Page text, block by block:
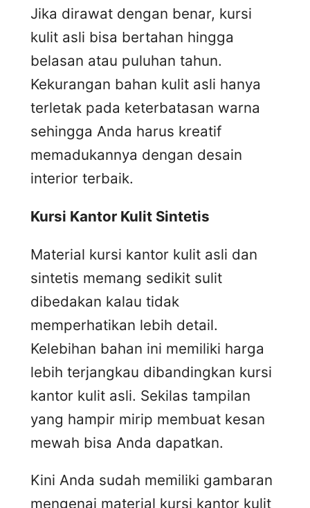
Jika dirawat dengan benar, kursi
kulit asli bisa bertahan hingga
belasan atau puluhan tahun.
Kekurangan bahan kulit asli hanya
terletak pada keterbatasan warna
sehingga Anda harus kreatif
memadukannya dengan desain
interior terbaik.
Kursi Kantor Kulit Sintetis
Material kursi kantor kulit asli dan
sintetis memang sedikit sulit
dibedakan kalau tidak
memperhatikan lebih detail.
Kelebihan bahan ini memiliki harga
lebih terjangkau dibandingkan kursi
kantor kulit asli. Sekilas tampilan
yang hampir mirip membuat kesan
mewah bisa Anda dapatkan.
Kini Anda sudah memiliki gambaran
mengenai material kursi kantor kulit